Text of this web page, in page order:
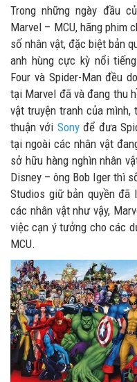
Trong những ngày đầu
Marvel – MCU, hãng phim
số nhân vật, đặc biệt bản
anh hùng cực kỳ nổi
Four và Spider-Man đều
tại Marvel đã và đang thu
vật truyện tranh của
thuận với Sonyđể đưa
tại ngoài các nhân vật
sở hữu hàng nghìn nhân
Disney – ông Bob Iger thì
Studios giữ bản quyền
các nhân vật như vậy,
việc cạn ý tưởng cho các
MCU.